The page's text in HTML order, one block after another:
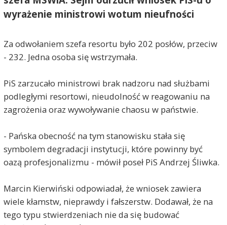
wyrażenie ministrowi wotum nieufności
Za odwołaniem szefa resortu było 202 posłów, przeciw
- 232. Jedna osoba się wstrzymała.
PiS zarzucało ministrowi brak nadzoru nad służbami
podległymi resortowi, nieudolność w reagowaniu na
zagrożenia oraz wywoływanie chaosu w państwie.
- Pańska obecność na tym stanowisku stała się
symbolem degradacji instytucji, które powinny być
oazą profesjonalizmu - mówił poseł PiS Andrzej Śliwka.
Marcin Kierwiński odpowiadał, że wniosek zawiera
wiele kłamstw, nieprawdy i fałszerstw. Dodawał, że na
tego typu stwierdzeniach nie da się budować